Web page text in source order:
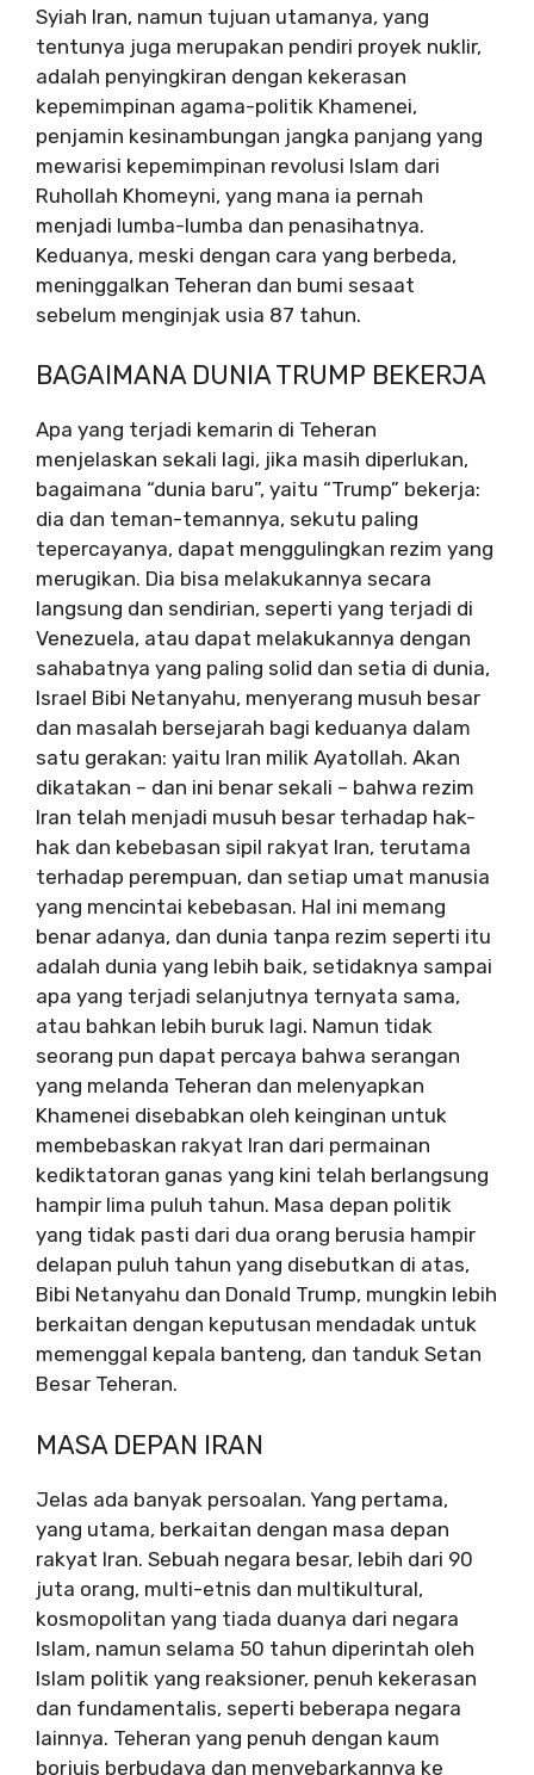
Syiah Iran, namun tujuan utamanya, yang
tentunya juga merupakan pendiri proyek nuklir,
adalah penyingkiran dengan kekerasan
kepemimpinan agama-politik Khamenei,
penjamin kesinambungan jangka panjang yang
mewarisi kepemimpinan revolusi Islam dari
Ruhollah Khomeyni, yang mana ia pernah
menjadi lumba-lumba dan penasihatnya.
Keduanya, meski dengan cara yang berbeda,
meninggalkan Teheran dan bumi sesaat
sebelum menginjak usia 87 tahun.
BAGAIMANA DUNIA TRUMP BEKERJA
Apa yang terjadi kemarin di Teheran
menjelaskan sekali lagi, jika masih diperlukan,
bagaimana “dunia baru”, yaitu “Trump” bekerja:
dia dan teman-temannya, sekutu paling
tepercayanya, dapat menggulingkan rezim yang
merugikan. Dia bisa melakukannya secara
langsung dan sendirian, seperti yang terjadi di
Venezuela, atau dapat melakukannya dengan
sahabatnya yang paling solid dan setia di dunia,
Israel Bibi Netanyahu, menyerang musuh besar
dan masalah bersejarah bagi keduanya dalam
satu gerakan: yaitu Iran milik Ayatollah. Akan
dikatakan – dan ini benar sekali – bahwa rezim
Iran telah menjadi musuh besar terhadap hak-
hak dan kebebasan sipil rakyat Iran, terutama
terhadap perempuan, dan setiap umat manusia
yang mencintai kebebasan. Hal ini memang
benar adanya, dan dunia tanpa rezim seperti itu
adalah dunia yang lebih baik, setidaknya sampai
apa yang terjadi selanjutnya ternyata sama,
atau bahkan lebih buruk lagi. Namun tidak
seorang pun dapat percaya bahwa serangan
yang melanda Teheran dan melenyapkan
Khamenei disebabkan oleh keinginan untuk
membebaskan rakyat Iran dari permainan
kediktatoran ganas yang kini telah berlangsung
hampir lima puluh tahun. Masa depan politik
yang tidak pasti dari dua orang berusia hampir
delapan puluh tahun yang disebutkan di atas,
Bibi Netanyahu dan Donald Trump, mungkin lebih
berkaitan dengan keputusan mendadak untuk
memenggal kepala banteng, dan tanduk Setan
Besar Teheran.
MASA DEPAN IRAN
Jelas ada banyak persoalan. Yang pertama,
yang utama, berkaitan dengan masa depan
rakyat Iran. Sebuah negara besar, lebih dari 90
juta orang, multi-etnis dan multikultural,
kosmopolitan yang tiada duanya dari negara
Islam, namun selama 50 tahun diperintah oleh
Islam politik yang reaksioner, penuh kekerasan
dan fundamentalis, seperti beberapa negara
lainnya. Teheran yang penuh dengan kaum
borjuis berbudaya dan menyebarkannya ke